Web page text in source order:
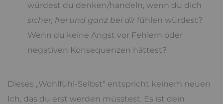
würdest du denken/handeln, wenn du dich
sicher, frei und ganz bei dir fühlen würdest?
Wenn du keine Angst vor Fehlern oder
negativen Konsequenzen hättest?
Dieses „Wohlfühl-Selbst“ entspricht keinem neuen
Ich, das du erst werden müsstest. Es ist dein